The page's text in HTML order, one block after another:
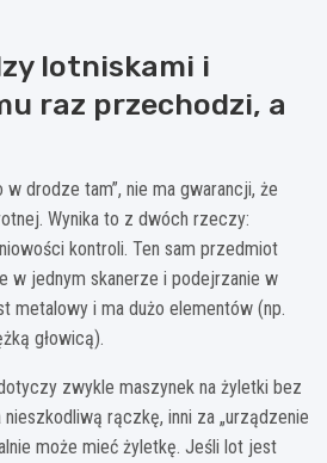
lotniskami i
raz przechodzi, a
drodze tam”, nie ma gwarancji, że
Wynika to z dwóch rzeczy:
kontroli. Ten sam przedmiot
w jednym skanerze i podejrzanie w
metalowy i ma dużo elementów (np.
głowicą).
zwykle maszynek na żyletki bez
rączkę, inni za „urządzenie
może mieć żyletkę. Jeśli lot jest